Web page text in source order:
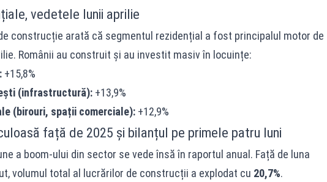
vedetele lunii aprilie
construcție arată că segmentul rezidențial a fost principalul motor de
Românii au construit și au investit masiv în locuințe:
+15,8%
(infrastructură):+13,9%
(birouri, spații comerciale):+12,9%
față de 2025 și bilanțul pe primele patru luni
a boom-ului din sector se vede însă în raportul anual. Față de luna
volumul total al lucrărilor de construcții a explodat cu 20,7%.